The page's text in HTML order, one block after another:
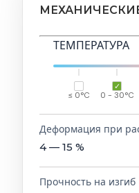
ТЕМПЕРАТУРА
≤ 0°C 0 - 30°C
Деформация при
4 — 15 %
Прочность на изгиб